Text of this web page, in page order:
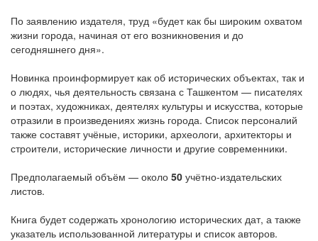
По заявлению издателя, труд «будет как бы широким охватом
жизни города, начиная от его возникновения и до
сегодняшнего дня».
Новинка проинформирует как об исторических объектах, так и
о людях, чья деятельность связана с Ташкентом — писателях
и поэтах, художниках, деятелях культуры и искусства, которые
отразили в произведениях жизнь города. Список персоналий
также составят учёные, историки, археологи, архитекторы и
строители, исторические личности и другие современники.
Предполагаемый объём — около 50 учётно-издательских
листов.
Книга будет содержать хронологию исторических дат, а также
указатель использованной литературы и список авторов.